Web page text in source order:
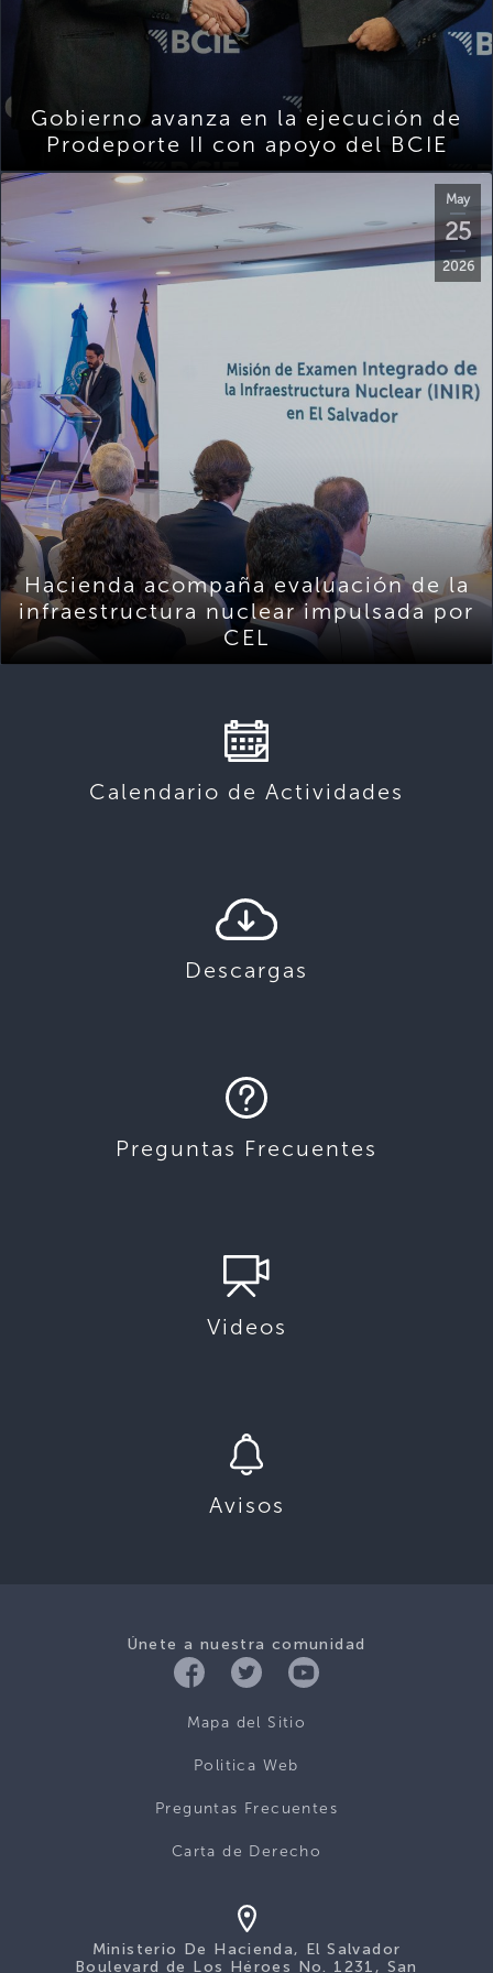
Gobierno avanza en la ejecución de
Prodeporte II con apoyo del BCIE
May
25
2026
Hacienda acompaña evaluación de la
infraestructura nuclear impulsada por
CEL
Calendario de Actividades
Descargas
Preguntas Frecuentes
Videos
Avisos
Únete a nuestra comunidad
Mapa del Sitio
Politica Web
Preguntas Frecuentes
Carta de Derecho
Ministerio De Hacienda, El Salvador
Boulevard de Los Héroes No. 1231, San